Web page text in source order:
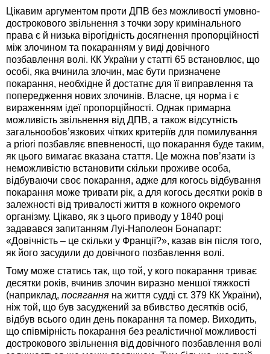
Цікавим аргументом проти ДПВ без можливості умовно-
дострокового звільнення з точки зору кримінального
права є й низька вірогідність досягнення пропорційності
між злочином та покаранням у виді довічного
позбавлення волі. КК України у статті 65 встановлює, що
особі, яка вчинила злочин, має бути призначене
покарання, необхідне й достатнє для її виправлення та
попередження нових злочинів. Власне, ця норма і є
вираженням ідеї пропорційності. Однак примарна
можливість звільнення від ДПВ, а також відсутність
загальнообов’язкових чітких критеріїв для помилування
а priori позбавляє впевненості, що покарання буде таким,
як цього вимагає вказана стаття. Це можна пов’язати із
неможливістю встановити скільки проживе особа,
відбуваючи своє покарання, адже для когось відбування
покарання може тривати рік, а для когось десятки років в
залежності від тривалості життя в кожного окремого
організму. Цікаво, як з цього приводу у 1840 році
задавався запитанням Луі-Наполеон Бонапарт:
«Довічність – це скільки у Франції?», казав він після того,
як його засудили до довічного позбавлення волі.
Тому може статись так, що той, у кого покарання триває
десятки років, вчинив злочин виразно меншої тяжкості
(наприклад, посягання на життя судді ст. 379 КК України),
ніж той, що був засуджений за вбивство десятків осіб,
відбув всього один день покарання та помер. Виходить,
що співмірність покарання без реалістичної можливості
дострокового звільнення від довічного позбавлення волі